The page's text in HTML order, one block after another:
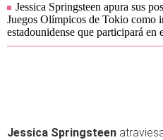
Jessica Springsteen apura sus
Juegos Olímpicos de Tokio como
estadounidense que participará en
Jessica Springsteen